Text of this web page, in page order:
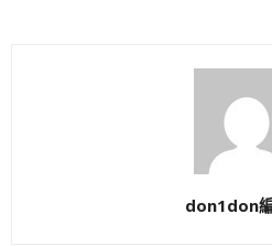
don1don